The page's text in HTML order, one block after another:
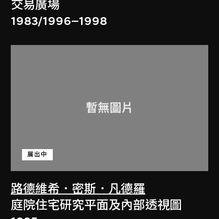
交易廣場
1983/1996–1998
路德維希．密斯．凡德羅
展出中
庭院住宅研究平面及內部透視圖